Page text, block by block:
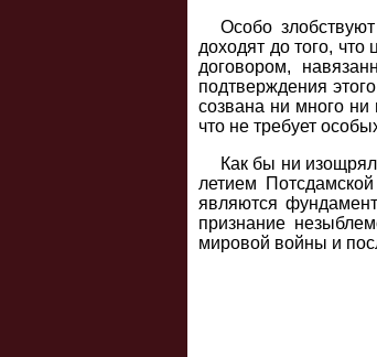
Особо
доходят до того,
договором,
подтверждения
созвана ни много ни
что не требует
Как бы ни
летием
являются
признание
мировой войны и